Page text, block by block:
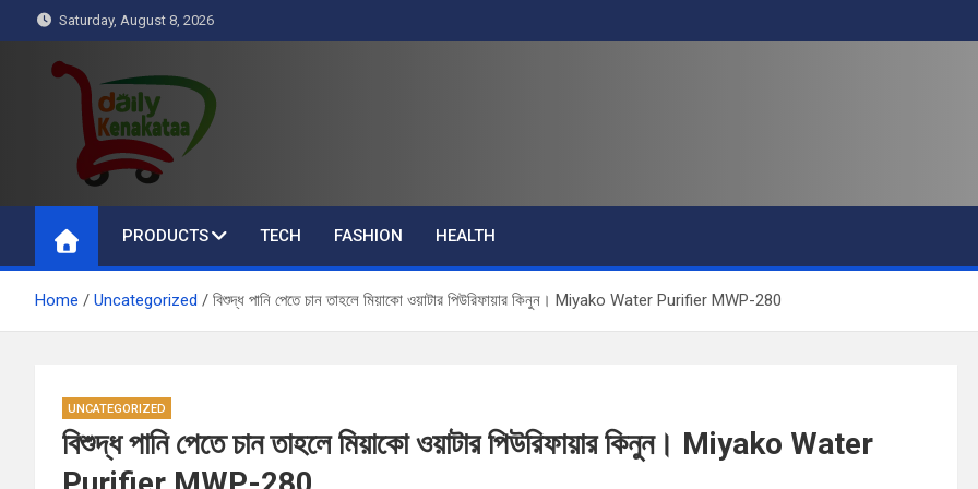
to
content
Saturday, August 8, 2026
Daily Kenakataa
Essential Product Videos
PRODUCTS
TECH FASHION HEALTH
Home Uncategorized বিশুদ্ধ পানি পেতে চান তাহলে মিয়াকো ওয়াটার পিউরিফায়ার কিনুন। Miyako Water Purifier MWP-280
UNCATEGORIZED
বিশুদ্ধ পানি পেতে চান তাহলে মিয়াকো ওয়াটার পিউরিফায়ার কিনুন। Miyako Water